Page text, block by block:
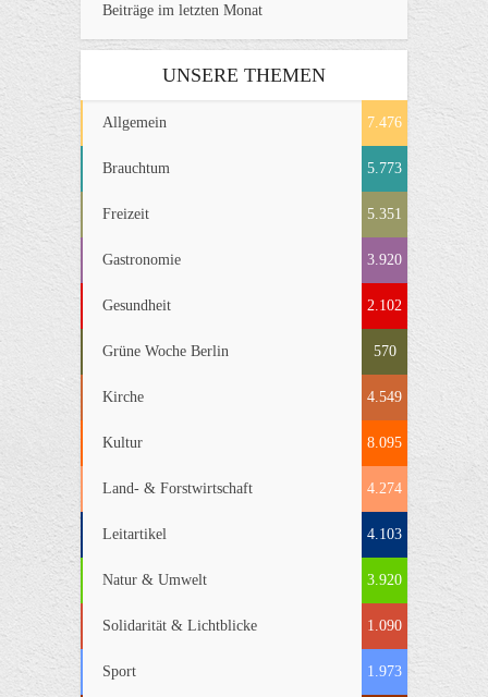
Beiträge im letzten Monat
UNSERE THEMEN
Allgemein 7.476
Brauchtum 5.773
Freizeit 5.351
Gastronomie 3.920
Gesundheit 2.102
Grüne Woche Berlin 570
Kirche 4.549
Kultur 8.095
Land- & Forstwirtschaft 4.274
Leitartikel 4.103
Natur & Umwelt 3.920
Solidarität & Lichtblicke 1.090
Sport 1.973